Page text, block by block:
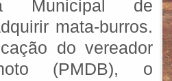
Municipal de
mata-burros.
do vereador
(PMDB), o